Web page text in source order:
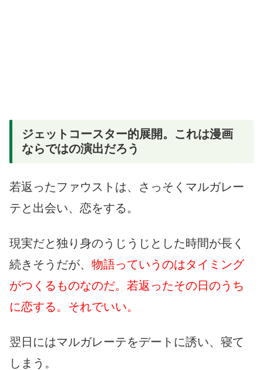
ジェットコースター的展開。これは漫画
ならではの演出だろう
若返ったファウストは、さっそくマルガレー
テと出会い、恋をする。
現実だと独り身のうじうじとした時間が長く
続きそうだが、 物語っていうのはタイミング
がつくるものなのだ。 若返ったその日のうち
に恋する。それでいい。
翌日にはマルガレーテをデートに誘い、寝て
しまう。